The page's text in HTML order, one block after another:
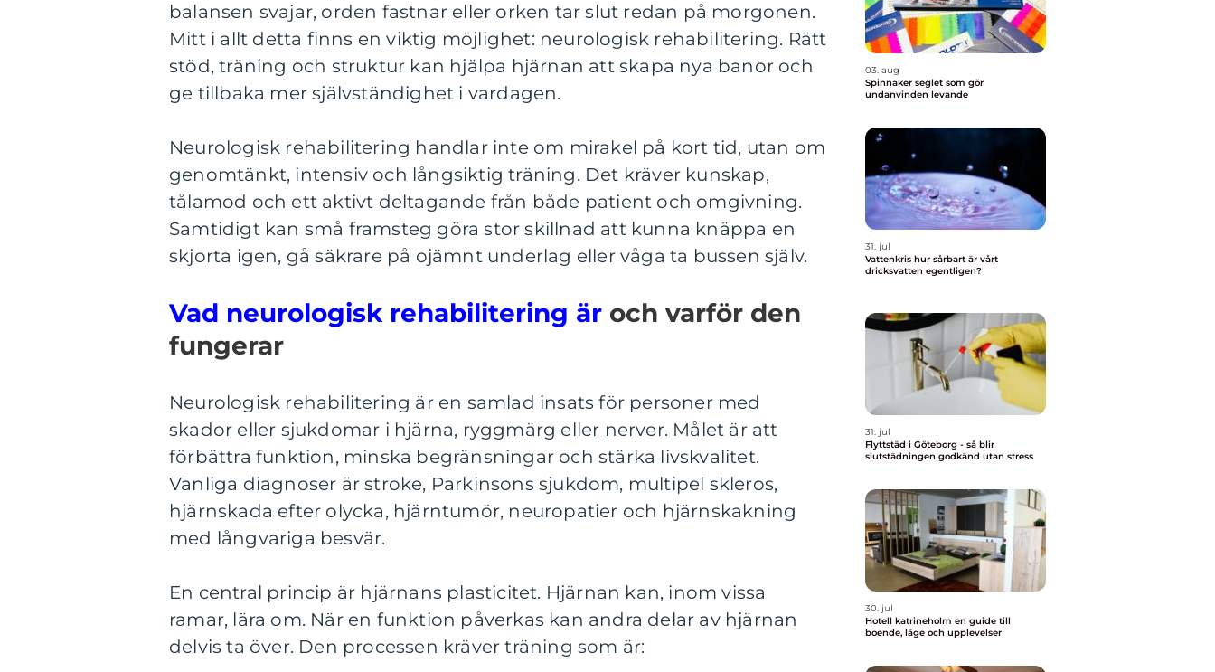
balansen svajar, orden fastnar eller orken tar slut redan på morgonen.
Mitt i allt detta finns en viktig möjlighet: neurologisk rehabilitering. Rätt
stöd, träning och struktur kan hjälpa hjärnan att skapa nya banor och
ge tillbaka mer självständighet i vardagen.
Neurologisk rehabilitering handlar inte om mirakel på kort tid, utan om
genomtänkt, intensiv och långsiktig träning. Det kräver kunskap,
tålamod och ett aktivt deltagande från både patient och omgivning.
Samtidigt kan små framsteg göra stor skillnad att kunna knäppa en
skjorta igen, gå säkrare på ojämnt underlag eller våga ta bussen själv.
Vad neurologisk rehabilitering är och varför den
fungerar
Neurologisk rehabilitering är en samlad insats för personer med
skador eller sjukdomar i hjärna, ryggmärg eller nerver. Målet är att
förbättra funktion, minska begränsningar och stärka livskvalitet.
Vanliga diagnoser är stroke, Parkinsons sjukdom, multipel skleros,
hjärnskada efter olycka, hjärntumör, neuropatier och hjärnskakning
med långvariga besvär.
En central princip är hjärnans plasticitet. Hjärnan kan, inom vissa
ramar, lära om. När en funktion påverkas kan andra delar av hjärnan
delvis ta över. Den processen kräver träning som är:
03. aug
Spinnaker seglet som gör
undanvinden levande
31. jul
Vattenkris hur sårbart är vårt
dricksvatten egentligen?
31. jul
Flyttstäd i Göteborg - så blir
slutstädningen godkänd utan stress
30. jul
Hotell katrineholm en guide till
boende, läge och upplevelser